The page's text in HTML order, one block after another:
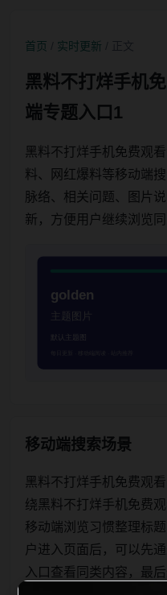
首页 实时更新
黑料不打烊手机
端专题入口1
黑料不打烊手机免费观
料、网红爆料等移动端
脉络、相关问题、图片
新，方便用户继续浏览同
移动端搜索场景
黑料不打烊手机免费观
绕黑料不打烊手机免费
移动端浏览习惯整理标
户进入页面后，可以先
入口查看同类内容，最